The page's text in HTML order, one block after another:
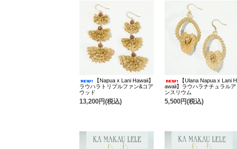
【Napua x Lani Hawaii】
ラウハラトリプルファン&コア
ウッド
13,200円(税込)
【Ulana Napua x Lani H
awaii】ラウハラナチュラルア
ンスリウム
5,500円(税込)